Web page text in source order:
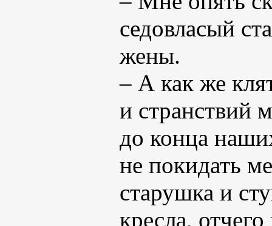
седовласый
жены.
– А как же
и странствий
до конца
не покидать
старушка и
кресла,